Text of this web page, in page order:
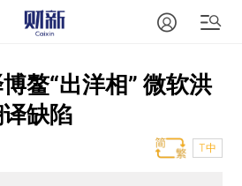
鳌“出洋相” 微软洪
缺陷
T中